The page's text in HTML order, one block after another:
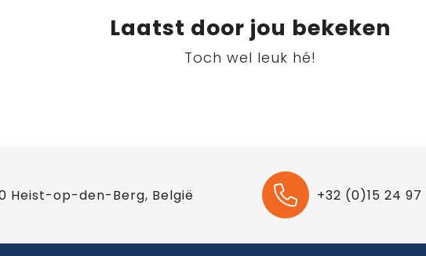
Laatst door jou bekeken
Toch wel leuk hé!
Heist-op-den-Berg, België +32 (0)15 24